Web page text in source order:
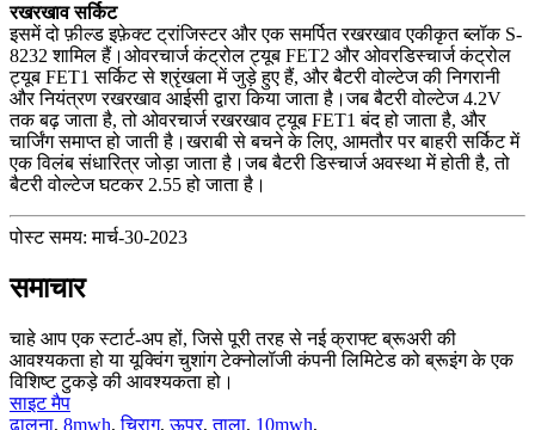
रखरखाव सर्किट
इसमें दो फ़ील्ड इफ़ेक्ट ट्रांजिस्टर और एक समर्पित रखरखाव एकीकृत ब्लॉक S-
8232 शामिल हैं।ओवरचार्ज कंट्रोल ट्यूब FET2 और ओवरडिस्चार्ज कंट्रोल
ट्यूब FET1 सर्किट से श्रृंखला में जुड़े हुए हैं, और बैटरी वोल्टेज की निगरानी
और नियंत्रण रखरखाव आईसी द्वारा किया जाता है।जब बैटरी वोल्टेज 4.2V
तक बढ़ जाता है, तो ओवरचार्ज रखरखाव ट्यूब FET1 बंद हो जाता है, और
चार्जिंग समाप्त हो जाती है।खराबी से बचने के लिए, आमतौर पर बाहरी सर्किट में
एक विलंब संधारित्र जोड़ा जाता है।जब बैटरी डिस्चार्ज अवस्था में होती है, तो
बैटरी वोल्टेज घटकर 2.55 हो जाता है।
पोस्ट समय: मार्च-30-2023
समाचार
चाहे आप एक स्टार्ट-अप हों, जिसे पूरी तरह से नई क्राफ्ट ब्रूअरी की
आवश्यकता हो या यूक्विंग चुशांग टेक्नोलॉजी कंपनी लिमिटेड को ब्रूइंग के एक
विशिष्ट टुकड़े की आवश्यकता हो।
साइट मैप
ढालना, 8mwh,चिराग,ऊपर,ताला, 10mwh,